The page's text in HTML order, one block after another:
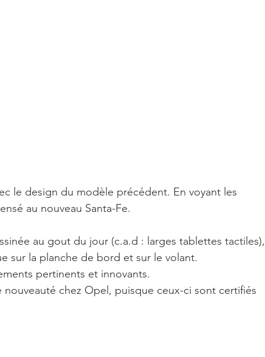
le design du modèle précédent. En voyant les
au nouveau Santa-Fe.
au gout du jour (c.a.d : larges tablettes tactiles),
sur la planche de bord et sur le volant.
pertinents et innovants.
chez Opel, puisque ceux-ci sont certifiés